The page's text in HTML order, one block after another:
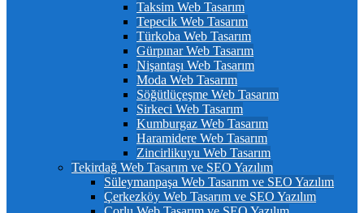
Taksim Web Tasarım
Tepecik Web Tasarım
Türkoba Web Tasarım
Gürpınar Web Tasarım
Nişantaşı Web Tasarım
Moda Web Tasarım
Söğütlüçeşme Web Tasarım
Sirkeci Web Tasarım
Kumburgaz Web Tasarım
Haramidere Web Tasarım
Zincirlikuyu Web Tasarım
Tekirdağ Web Tasarım ve SEO Yazılım
Süleymanpaşa Web Tasarım ve SEO Yazılım
Çerkezköy Web Tasarım ve SEO Yazılım